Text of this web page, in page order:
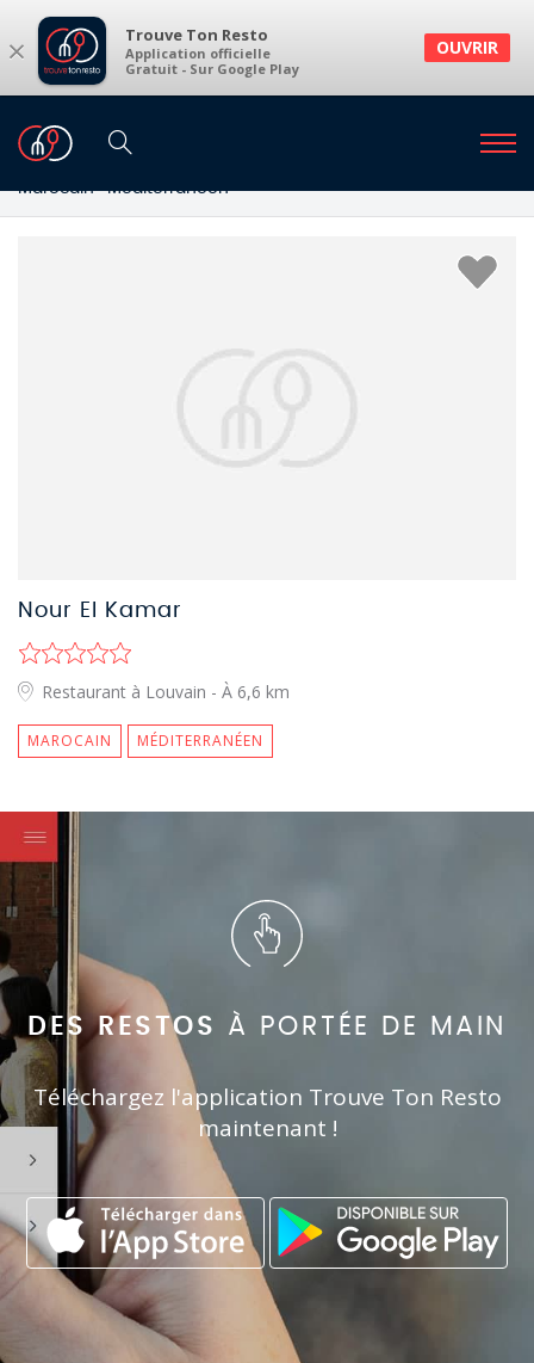
× Trouve Ton Resto
Application officielle
Gratuit - Sur Google Play
OUVRIR
Restaurants
Restaurants à Holsbeek et environs
Marocain · Méditerranéen
Nour El Kamar
Restaurant à Louvain - À 6,6 km
MAROCAIN MÉDITERRANÉEN
DES RESTOS À PORTÉE DE MAIN
Téléchargez l'application Trouve Ton Resto
maintenant !